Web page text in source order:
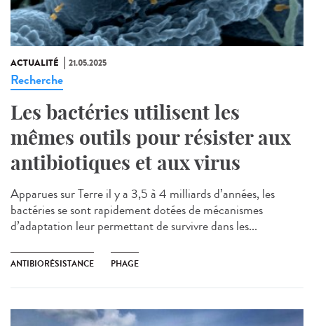
ACTUALITÉ 21.05.2025
Recherche
Les bactéries utilisent les
mêmes outils pour résister aux
antibiotiques et aux virus
Apparues sur Terre il y a 3,5 à 4 milliards d’années, les
bactéries se sont rapidement dotées de mécanismes
d’adaptation leur permettant de survivre dans les...
ANTIBIORÉSISTANCE PHAGE